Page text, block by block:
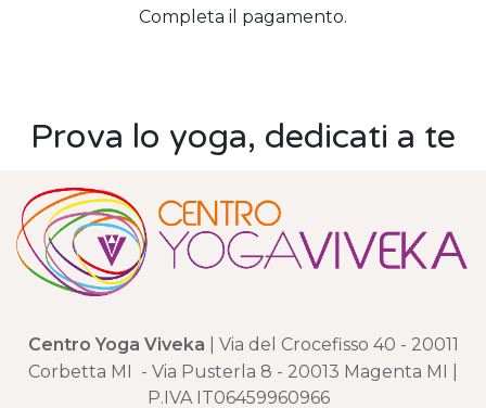
Completa il pagamento.
Prova lo yoga, dedicati a te
Centro Yoga Viveka
| Via del Crocefisso 40 - 20011
Corbetta MI - Via Pusterla 8 - 20013 Magenta MI |
P.IVA IT06459960966